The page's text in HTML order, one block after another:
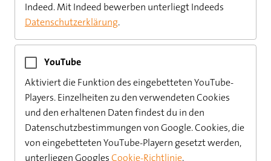
Datenschutzerklärung.
YouTube
Aktiviert die Funktion des eingebetteten YouTube-
Players. Einzelheiten zu den verwendeten Cookies
und den erhaltenen Daten findest du in den
Datenschutzbestimmungen von Google. Cookies, die
von eingebetteten YouTube-Playern gesetzt werden,
unterliegen Googles Cookie-Richtlinie.